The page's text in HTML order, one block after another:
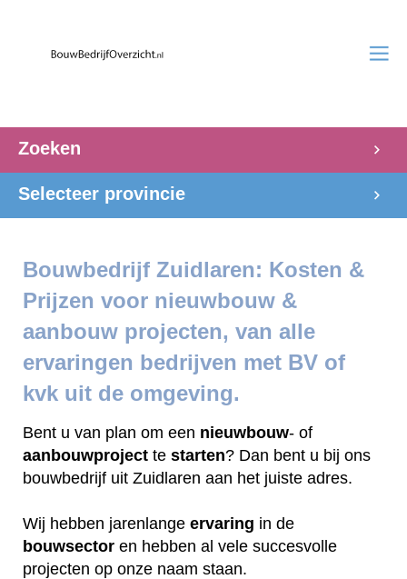
Zoeken
Selecteer provincie
Bouwbedrijf Zuidlaren: Kosten &
Prijzen voor nieuwbouw &
aanbouw projecten, van alle
ervaringen bedrijven met BV of
kvk uit de omgeving.
Bent u van plan om een nieuwbouw- of
aanbouwproject te starten? Dan bent u bij ons
bouwbedrijf uit Zuidlaren aan het juiste adres.
Wij hebben jarenlange ervaring in de
bouwsector en hebben al vele succesvolle
projecten op onze naam staan.